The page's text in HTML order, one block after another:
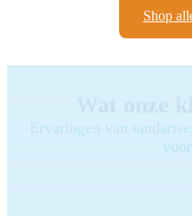
Shop
Ervaringen van